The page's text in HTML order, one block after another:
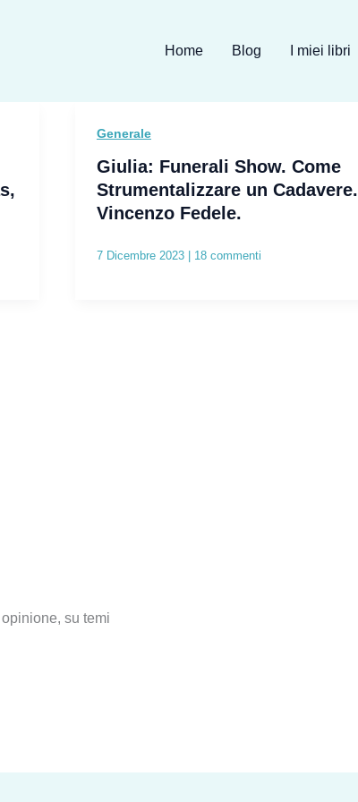
Home Blog I miei libri
Generale
Giulia: Funerali Show. Come
Strumentalizzare un Cadavere.
Vincenzo Fedele.
7 Dicembre 2023 18 commenti
su temi